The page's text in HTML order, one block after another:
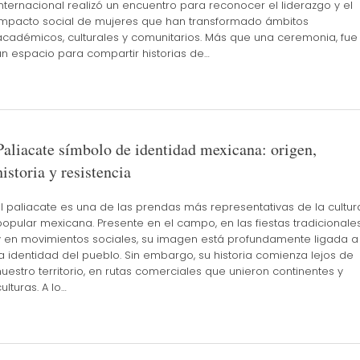
realizó un encuentro para reconocer el liderazgo y el
social de mujeres que han transformado ámbitos
culturales y comunitarios. Más que una ceremonia, fue
espacio para compartir historias de…
símbolo de identidad mexicana: origen,
y resistencia
paliacate es una de las prendas más representativas de la
mexicana. Presente en el campo, en las fiestas
en movimientos sociales, su imagen está profundamente ligada a
identidad del pueblo. Sin embargo, su historia comienza lejos de
territorio, en rutas comerciales que unieron continentes y
A lo…